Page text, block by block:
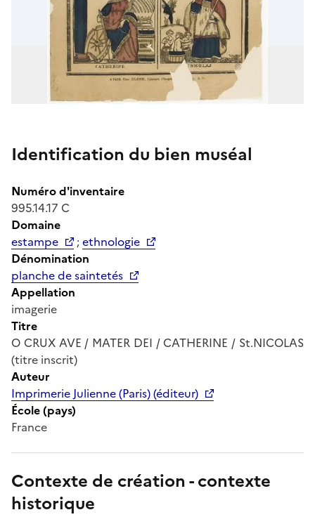
Identification du bien muséal
Numéro d'inventaire
995.14.17 C
Domaine
estampe
;ethnologie
Dénomination
planche de saintetés
Appellation
imagerie
Titre
O CRUX AVE / MATER DEI / CATHERINE / St.NICOLAS
(titre inscrit)
Auteur
Imprimerie Julienne (Paris) (éditeur)
École (pays)
France
Contexte de création - contexte
historique